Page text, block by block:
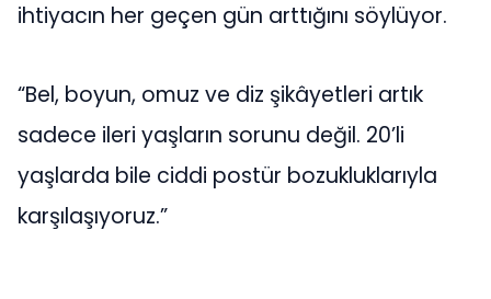
ihtiyacın her geçen gün arttığını söylüyor.
“Bel, boyun, omuz ve diz şikâyetleri artık
sadece ileri yaşların sorunu değil. 20’li
yaşlarda bile ciddi postür bozukluklarıyla
karşılaşıyoruz.”